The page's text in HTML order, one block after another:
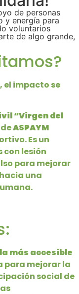
de personas
y energía para
voluntarios
de algo grande,
el impacto se
“Virgen del
ASPAYM
Es un
con lesión
para mejorar
una
más accesible
para mejorar la
social de